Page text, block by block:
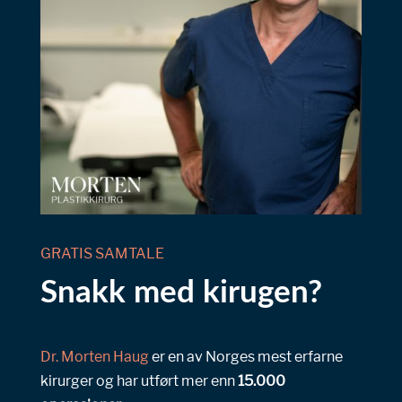
GRATIS SAMTALE
Snakk med kirugen?
Dr. Morten Hauger en av Norges mest erfarne
kirurger og har utført mer enn15.000